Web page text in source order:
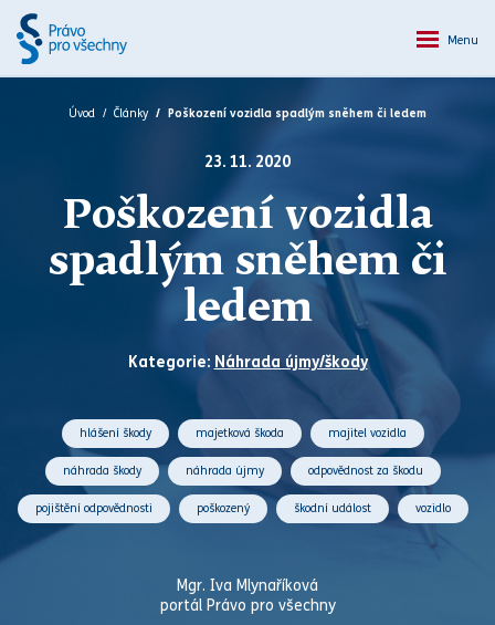
Menu
Úvod Články Poškození vozidla spadlým sněhem či ledem
23. 11. 2020
Poškození vozidla
spadlým sněhem či
ledem
Kategorie: Náhrada újmy/škody
hlášení škody majetková škoda majitel vozidla
náhrada škody náhrada újmy odpovědnost za škodu
pojištění odpovědnosti poškozený škodní událost vozidlo
Mgr. Iva Mlynaříková
portál Právo pro všechny